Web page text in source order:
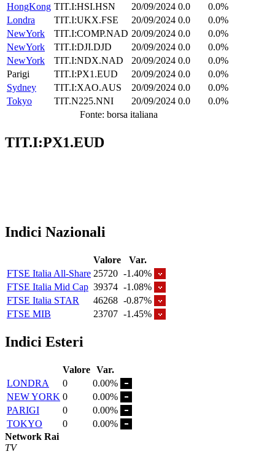
HongKong TIT.I:HSI.HSN 20/09/2024 0.0
0.0%
Londra
TIT.I:UKX.FSE 20/09/2024 0.0
0.0%
NewYork
TIT.I:COMP.NAD 20/09/2024 0.0
0.0%
NewYork
TIT.I:DJI.DJD 20/09/2024 0.0
0.0%
NewYork
TIT.I:NDX.NAD 20/09/2024 0.0
0.0%
Parigi
TIT.I:PX1.EUD 20/09/2024 0.0
0.0%
Sydney
TIT.I:XAO.AUS 20/09/2024 0.0
0.0%
Tokyo
TIT.N225.NNI 20/09/2024 0.0
0.0%
Fonte: borsa italiana
TIT.I:PX1.EUD
Indici Nazionali
Valore
Var.
FTSE Italia All-Share 25720 -1.40%
FTSE Italia Mid Cap 39374 -1.08%
FTSE Italia STAR
46268 -0.87%
FTSE MIB
23707 -1.45%
Indici Esteri
Valore Var.
LONDRA
0
0.00%
NEW YORK 0
0.00%
PARIGI
0
0.00%
TOKYO
0
0.00%
Network Rai
TV